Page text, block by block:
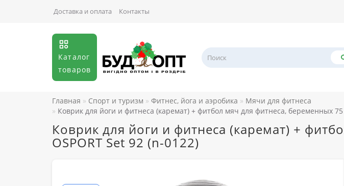
Доставка и оплата Контакты
Каталог
товаров
Главная Спорт и туризм Фитнес, йога и аэробика
Мячи для фитнеса
Коврик для йоги и фитнеса (каремат) + фитбол мяч для фитнеса, беременных 75
Коврик для йоги и фитнеса (каремат) +
OSPORT Set 92 (n-0122)